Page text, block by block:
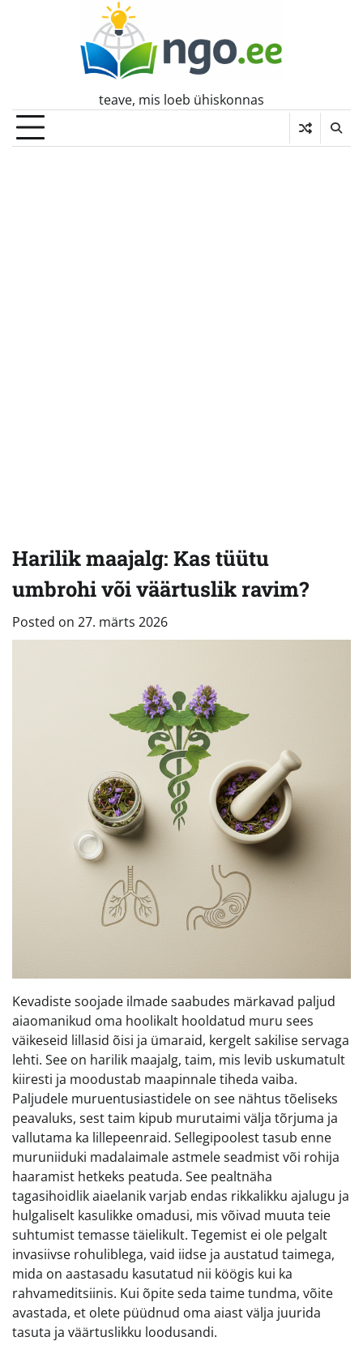
teave, mis loeb ühiskonnas
Harilik maajalg: Kas tüütu
umbrohi või väärtuslik ravim?
Posted on 27. märts 2026
Kevadiste soojade ilmade saabudes märkavad paljud
aiaomanikud oma hoolikalt hooldatud muru sees
väikeseid lillasid õisi ja ümaraid, kergelt sakilise servaga
lehti. See on harilik maajalg, taim, mis levib uskumatult
kiiresti ja moodustab maapinnale tiheda vaiba.
Paljudele muruentusiastidele on see nähtus tõeliseks
peavaluks, sest taim kipub murutaimi välja tõrjuma ja
vallutama ka lillepeenraid. Sellegipoolest tasub enne
muruniiduki madalaimale astmele seadmist või rohija
haaramist hetkeks peatuda. See pealtnäha
tagasihoidlik aiaelanik varjab endas rikkalikku ajalugu ja
hulgaliselt kasulikke omadusi, mis võivad muuta teie
suhtumist temasse täielikult. Tegemist ei ole pelgalt
invasiivse rohuliblega, vaid iidse ja austatud taimega,
mida on aastasadu kasutatud nii köögis kui ka
rahvameditsiinis. Kui õpite seda taime tundma, võite
avastada, et olete püüdnud oma aiast välja juurida
tasuta ja väärtuslikku loodusandi.